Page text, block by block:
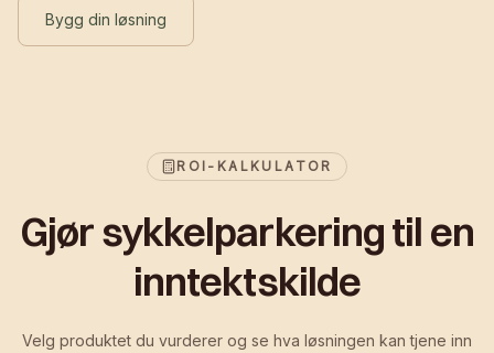
Bygg din løsning
ROI-KALKULATOR
Gjør sykkelparkering til en
inntektskilde
Velg produktet du vurderer og se hva løsningen kan tjene inn